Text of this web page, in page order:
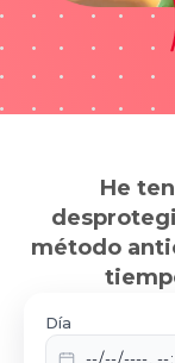
He
método
Día